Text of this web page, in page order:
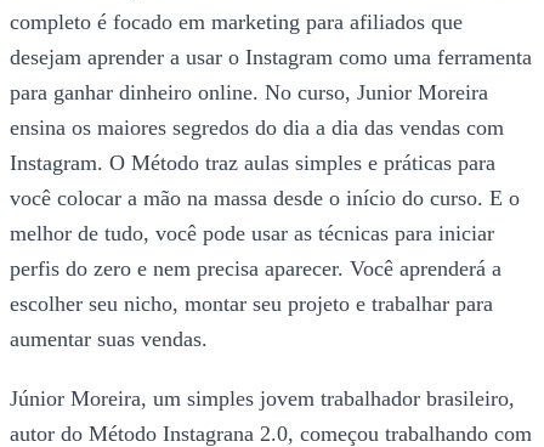
completo é focado em marketing para afiliados que
desejam aprender a usar o Instagram como uma ferramenta
para ganhar dinheiro online. No curso, Junior Moreira
ensina os maiores segredos do dia a dia das vendas com
Instagram. O Método traz aulas simples e práticas para
você colocar a mão na massa desde o início do curso. E o
melhor de tudo, você pode usar as técnicas para iniciar
perfis do zero e nem precisa aparecer. Você aprenderá a
escolher seu nicho, montar seu projeto e trabalhar para
aumentar suas vendas.
Júnior Moreira, um simples jovem trabalhador brasileiro,
autor do Método Instagrana 2.0, começou trabalhando com